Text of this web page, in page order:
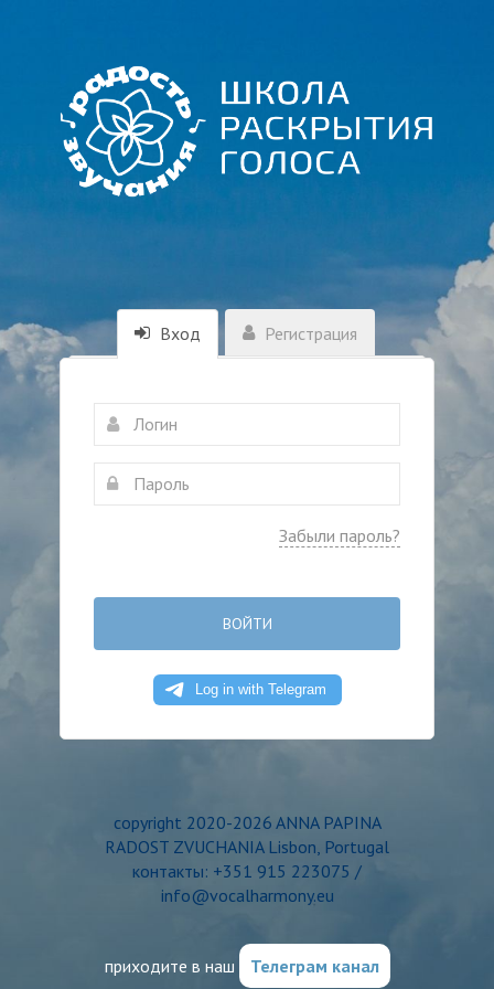
Вход Регистрация
Забыли пароль?
ВОЙТИ
copyright 2020-2026 ANNA PAPINA
RADOST ZVUCHANIA Lisbon, Portugal
контакты: +351 915 223075 /
info@vocalharmony.eu
приходите в наш Телеграм канал